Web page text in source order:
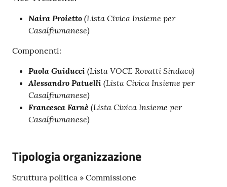
Naira Proietto(Lista Civica Insieme per
Casalfiumanese)
Componenti:
Paola Guiducci(Lista VOCE Rovatti Sindaco)
Alessandro Patuelli(Lista Civica Insieme per
Casalfiumanese)
Francesca Farnè (Lista Civica Insieme per
Casalfiumanese)
Tipologia organizzazione
Struttura politica » Commissione